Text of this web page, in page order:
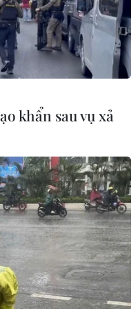
của
chất
đạn
tiêu
khẩn sau vụ xả